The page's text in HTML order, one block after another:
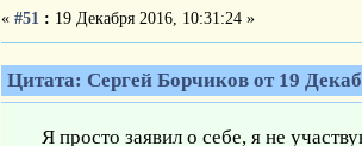
« #51 : 19 Декабря 2016, 10:31:24 »
Цитата: Сергей Борчиков от 19
Я просто заявил о себе, я не